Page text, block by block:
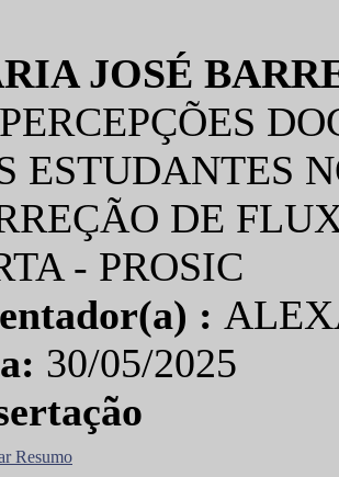
JOSÉ
ESTUDANTES
DE
- PROSIC
:
30/05/2025
Resumo